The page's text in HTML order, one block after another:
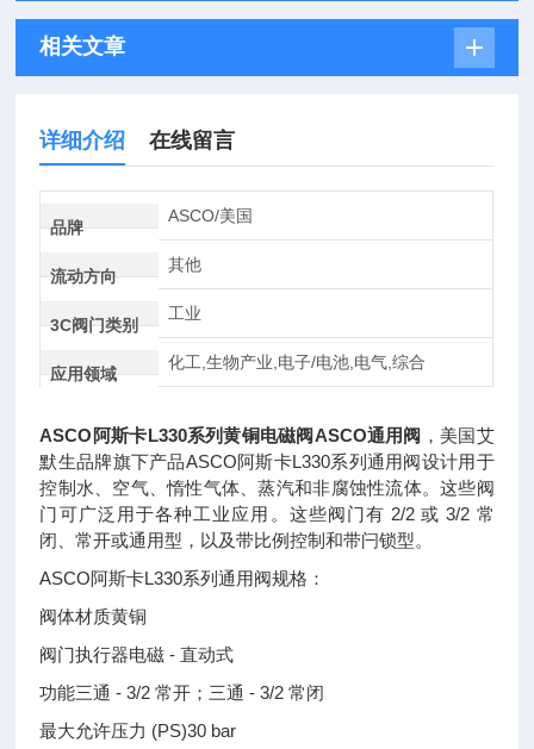
相关文章
详细介绍 在线留言
品牌
ASCO/美国
流动方向
其他
3C阀门类别
工业
应用领域
化工,生物产业,电子/电池,电气,综合
ASCO阿斯卡L330系列黄铜电磁阀ASCO通用阀 ，美国艾
默生品牌旗下产品ASCO阿斯卡L330系列通用阀设计用于
控制水、空气、惰性气体、蒸汽和非腐蚀性流体。这些阀
门可广泛用于各种工业应用。这些阀门有 2/2 或 3/2 常
闭、常开或通用型，以及带比例控制和带闩锁型。
ASCO阿斯卡L330系列通用阀规格：
阀体材质黄铜
阀门执行器电磁 - 直动式
功能三通 - 3/2 常开；三通 - 3/2 常闭
最大允许压力 (PS)30 bar